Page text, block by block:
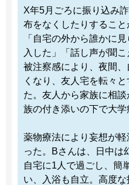
X年5月ごろに振り込み
布をなくしたりするこ
「自宅の外から誰かに
入した」「話し声が聞
被注察感により、夜間
くなり、友人宅を転々
た。友人から家族に相
族の付き添いの下で大学
薬物療法により妄想が
った。Bさんは、日中は
自宅に1人で過ごし、簡
い、入浴も自立。高度